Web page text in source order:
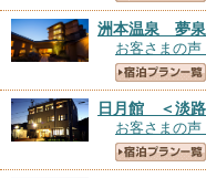
洲本温泉 夢
お客さまの声
日月館 ＜淡路
お客さまの声